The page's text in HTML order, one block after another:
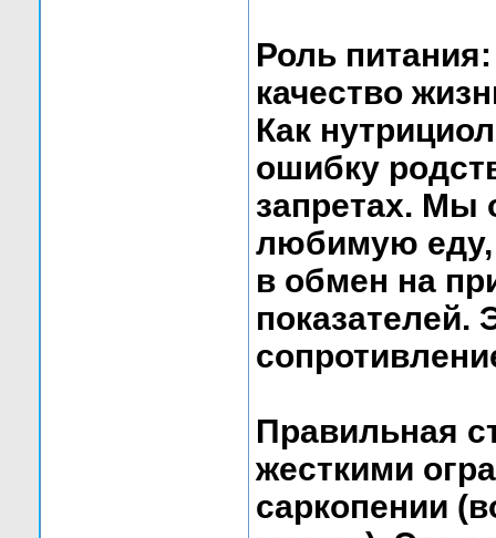
Роль
качество
Как
ошибку
запретах. Мы
любимую еду,
в обмен на
показателей.
Правильная
жесткими
саркопении